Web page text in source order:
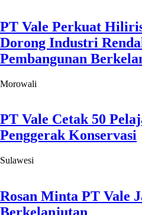
PT Vale Perkuat
Dorong Industri
Pembangunan
Morowali
PT Vale Cetak 50
Penggerak Konservasi
Sulawesi
Rosan Minta PT Vale